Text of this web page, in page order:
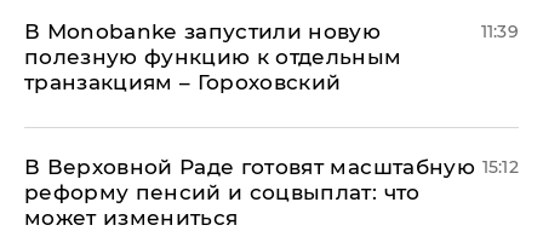
В Мonobankе запустили новую
полезную функцию к отдельным
транзакциям – Гороховский
11:39
В Верховной Раде готовят масштабную
реформу пенсий и соцвыплат: что
может измениться
15:12